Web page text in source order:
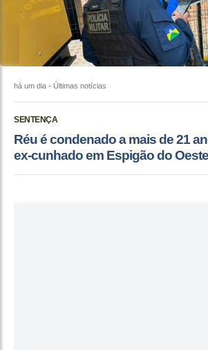
há um dia - Últimas notícias
SENTENÇA
Réu é condenado a mais de 21
ex-cunhado em Espigão do Oeste